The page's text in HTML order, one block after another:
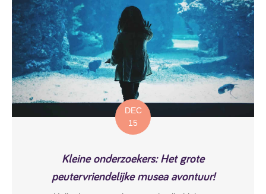
DEC
15
Kleine onderzoekers: Het grote
peutervriendelijke musea avontuur!